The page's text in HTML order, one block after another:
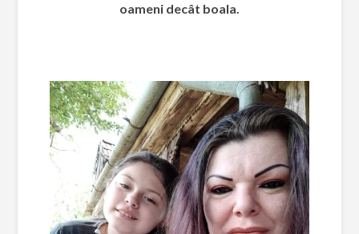
oameni decât boala.